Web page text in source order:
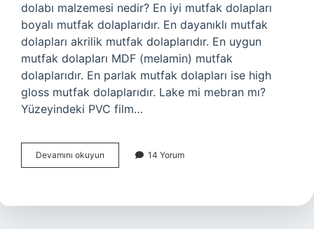
dolabı malzemesi nedir? En iyi mutfak dolapları
boyalı mutfak dolaplarıdır. En dayanıklı mutfak
dolapları akrilik mutfak dolaplarıdır. En uygun
mutfak dolapları MDF (melamin) mutfak
dolaplarıdır. En parlak mutfak dolapları ise high
gloss mutfak dolaplarıdır. Lake mi mebran mı?
Yüzeyindeki PVC film…
Devamını okuyun
Mi
Mdf
14 Yorum